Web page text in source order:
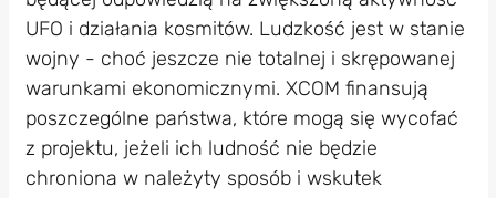
UFO i działania kosmitów. Ludzkość jest w stanie
wojny - choć jeszcze nie totalnej i skrępowanej
warunkami ekonomicznymi. XCOM finansują
poszczególne państwa, które mogą się wycofać
z projektu, jeżeli ich ludność nie będzie
chroniona w należyty sposób i wskutek